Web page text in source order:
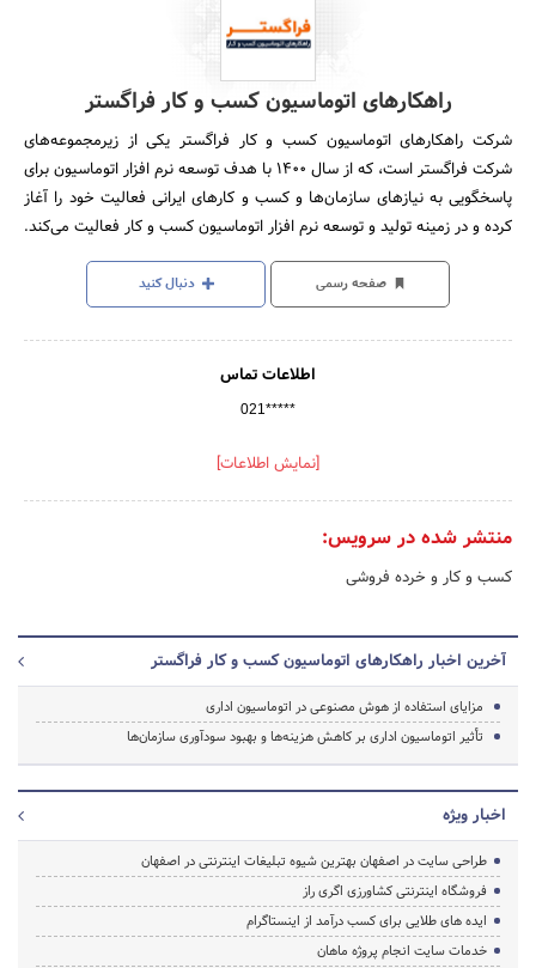
راهکارهای اتوماسیون کسب و کار فراگستر
شرکت راهکارهای اتوماسیون کسب و کار فراگستر یکی از زیرمجموعه‌های
شرکت فراگستر است، که از سال 1400 با هدف توسعه نرم افزار اتوماسیون برای
پاسخگویی به نیازهای سازمان‌ها و کسب و کارهای ایرانی فعالیت خود را آغاز
کرده و در زمینه تولید و توسعه نرم افزار اتوماسیون کسب و کار فعالیت می‌کند.
صفحه رسمی دنبال کنید
اطلاعات تماس
021*****
[نمایش اطلاعات]
منتشر شده در سرویس:
کسب و کار و خرده فروشی
آخرین اخبار راهکارهای اتوماسیون کسب و کار فراگستر
مزایای استفاده از هوش مصنوعی در اتوماسیون اداری
تأثیر اتوماسیون اداری بر کاهش هزینه‌ها و بهبود سودآوری سازمان‌ها
اخبار ویژه
طراحی سایت در اصفهان بهترین شیوه تبلیغات اینترنتی در اصفهان
فروشگاه اینترنتی کشاورزی اگری راز
ایده های طلایی برای کسب درآمد از اینستاگرام
خدمات سایت انجام پروژه ماهان